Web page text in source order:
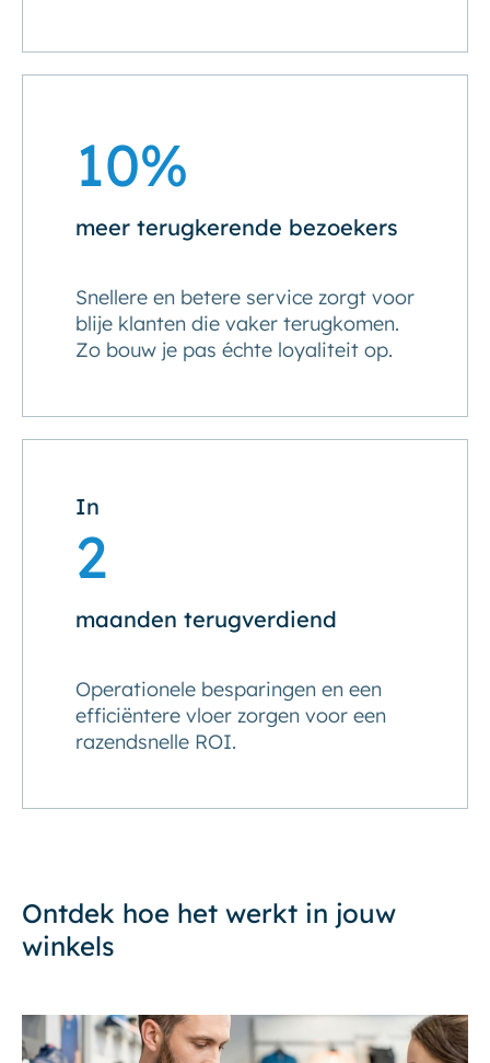
10%
meer terugkerende bezoekers
Snellere en betere service zorgt voor
blije klanten die vaker terugkomen.
Zo bouw je pas échte loyaliteit op.
In
2
maanden terugverdiend
Operationele besparingen en een
efficiëntere vloer zorgen voor een
razendsnelle ROI.
Ontdek hoe het werkt in jouw
winkels